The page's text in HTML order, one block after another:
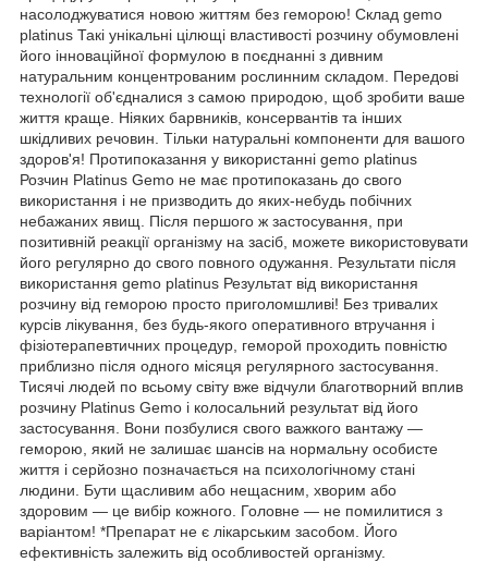
насолоджуватися новою життям без геморою! Склад gemo
platinus Такі унікальні цілющі властивості розчину обумовлені
його інноваційної формулою в поєднанні з дивним
натуральним концентрованим рослинним складом. Передові
технології об'єдналися з самою природою, щоб зробити ваше
життя краще. Ніяких барвників, консервантів та інших
шкідливих речовин. Тільки натуральні компоненти для вашого
здоров'я! Протипоказання у використанні gemo platinus
Розчин Platinus Gemo не має протипоказань до свого
використання і не призводить до яких-небудь побічних
небажаних явищ. Після першого ж застосування, при
позитивній реакції організму на засіб, можете використовувати
його регулярно до свого повного одужання. Результати після
використання gemo platinus Результат від використання
розчину від геморою просто приголомшливі! Без тривалих
курсів лікування, без будь-якого оперативного втручання і
фізіотерапевтичних процедур, геморой проходить повністю
приблизно після одного місяця регулярного застосування.
Тисячі людей по всьому світу вже відчули благотворний вплив
розчину Platinus Gemo і колосальний результат від його
застосування. Вони позбулися свого важкого вантажу —
геморою, який не залишає шансів на нормальну особисте
життя і серйозно позначається на психологічному стані
людини. Бути щасливим або нещасним, хворим або
здоровим — це вибір кожного. Головне — не помилитися з
варіантом! *Препарат не є лікарським засобом. Його
ефективність залежить від особливостей організму.